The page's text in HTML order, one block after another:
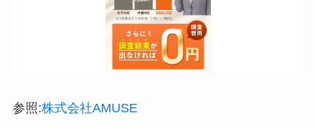
参照:株式会社AMUSE